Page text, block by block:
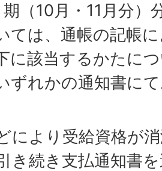
（10月・11月分）
ては、通帳の記帳
に該当するかたに
ずれかの通知書に
により受給資格が
き続き支払通知書